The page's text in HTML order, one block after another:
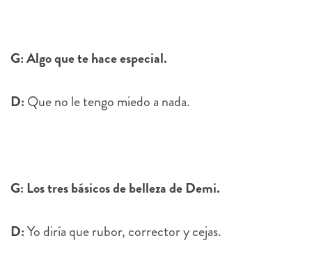
G: Algo que te hace especial.
D: Que no le tengo miedo a nada.
G: Los tres básicos de belleza de Demi.
D:Yo diría que rubor, corrector y cejas.